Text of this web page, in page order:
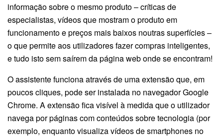
informação sobre o mesmo produto – críticas de
especialistas, vídeos que mostram o produto em
funcionamento e preços mais baixos noutras superfícies –
o que permite aos utilizadores fazer compras inteligentes,
e tudo isto sem saírem da página web onde se encontram!
O assistente funciona através de uma extensão que, em
poucos cliques, pode ser instalada no navegador Google
Chrome. A extensão fica visível à medida que o utilizador
navega por páginas com conteúdos sobre tecnologia (por
exemplo, enquanto visualiza vídeos de smartphones no